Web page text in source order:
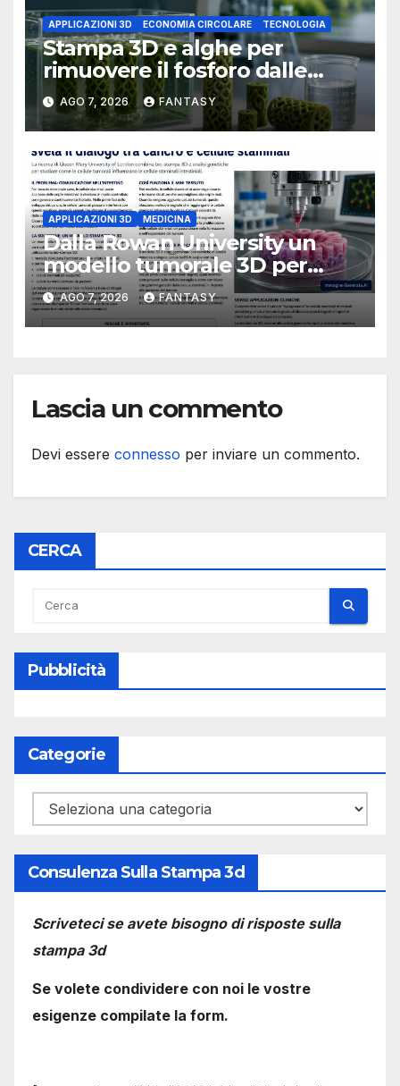
APPLICAZIONI 3D ECONOMIA CIRCOLARE TECNOLOGIA
Stampa 3D e alghe per
rimuovere il fosforo dalle
acque il progetto della
Florida Atlantic University
AGO 7, 2026 FANTASY
APPLICAZIONI 3D MEDICINA
Dalla Rowan University un
modello tumorale 3D per
studiare il dialogo tra cancro
e cellule staminali
AGO 7, 2026 FANTASY
Lascia un commento
Devi essere connesso per inviare un commento.
CERCA
Pubblicità
Categorie
Categorie
Consulenza Sulla Stampa 3d
Scriveteci se avete bisogno di risposte sulla
stampa 3d
Se volete condividere con noi le vostre
esigenze compilate la form.